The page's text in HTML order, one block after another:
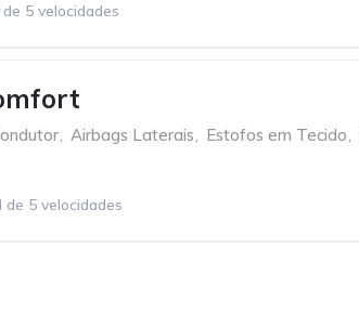
5 velocidades
, Airbags Laterais, Estofos em Tecido,
de 5 velocidades